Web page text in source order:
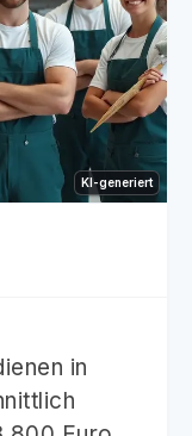
KI-generiert
in